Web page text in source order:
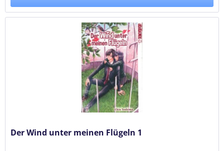
Der Wind unter meinen Flügeln 1